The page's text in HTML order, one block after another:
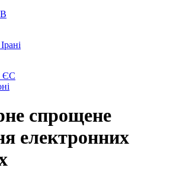
ЄС
спрощене
електронних